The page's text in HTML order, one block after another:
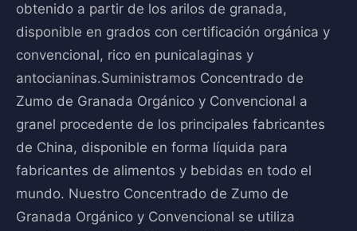
obtenido a partir de los arilos de granada,
disponible en grados con certificación orgánica y
convencional, rico en punicalaginas y
antocianinas.Suministramos Concentrado de
Zumo de Granada Orgánico y Convencional a
granel procedente de los principales fabricantes
de China, disponible en forma líquida para
fabricantes de alimentos y bebidas en todo el
mundo. Nuestro Concentrado de Zumo de
Granada Orgánico y Convencional se utiliza